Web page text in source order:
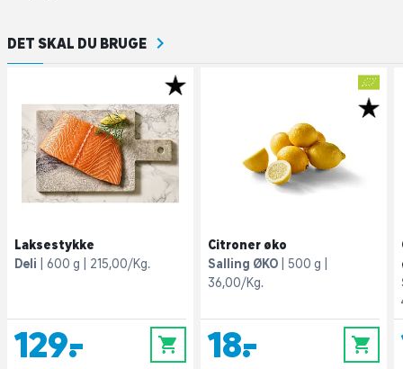
DET SKAL DU BRUGE
Laksestykke
Deli
600 g 215,00/Kg.
129,- 0
Citroner øko
Salling ØKO
500 g
36,00/Kg.
18,- 0